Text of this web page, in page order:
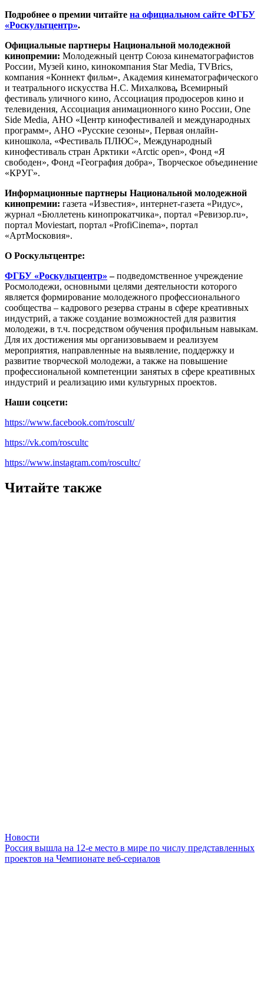
Подробнее о премии читайте на официальном сайте ФГБУ
«Роскультцентр».
Официальные партнеры Национальной молодежной
кинопремии: Молодежный центр Союза кинематографистов
России, Музей кино, кинокомпания Star Media, TVBrics,
компания «Коннект фильм», Академия кинематографического
и театрального искусства Н.С. Михалкова, Всемирный
фестиваль уличного кино, Ассоциация продюсеров кино и
телевидения, Ассоциация анимационного кино России, One
Side Media, АНО «Центр кинофестивалей и международных
программ», АНО «Русские сезоны», Первая онлайн-
киношкола, «Фестиваль ПЛЮС», Международный
кинофестиваль стран Арктики «Arctic open», Фонд «Я
свободен», Фонд «География добра», Творческое объединение
«КРУГ».
Информационные партнеры Национальной молодежной
кинопремии: газета «Известия», интернет-газета «Ридус»,
журнал «Бюллетень кинопрокатчика», портал «Ревизор.ru»,
портал Moviestart, портал «ProfiCinema», портал
«АртМосковия».
О Роскультцентре:
ФГБУ «Роскультцентр» –подведомственное учреждение
Росмолодежи, основными целями деятельности которого
является формирование молодежного профессионального
сообщества – кадрового резерва страны в сфере креативных
индустрий, а также создание возможностей для развития
молодежи, в т.ч. посредством обучения профильным навыкам.
Для их достижения мы организовываем и реализуем
мероприятия, направленные на выявление, поддержку и
развитие творческой молодежи, а также на повышение
профессиональной компетенции занятых в сфере креативных
индустрий и реализацию ими культурных проектов.
Наши соцсети:
https://www.facebook.com/roscult/
https://vk.com/roscultc
https://www.instagram.com/roscultc/
Читайте также
Новости
Россия вышла на 12-е место в мире по числу представленных
проектов на Чемпионате веб-сериалов